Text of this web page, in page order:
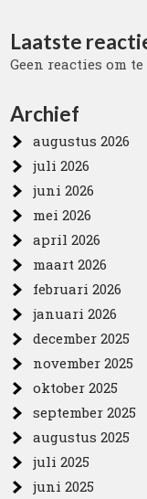
Laatste
Geen reacties om
Archief
augustus 2026
juli 2026
juni 2026
mei 2026
april 2026
maart 2026
februari 2026
januari 2026
december 2025
november 2025
oktober 2025
september 2025
augustus 2025
juli 2025
juni 2025